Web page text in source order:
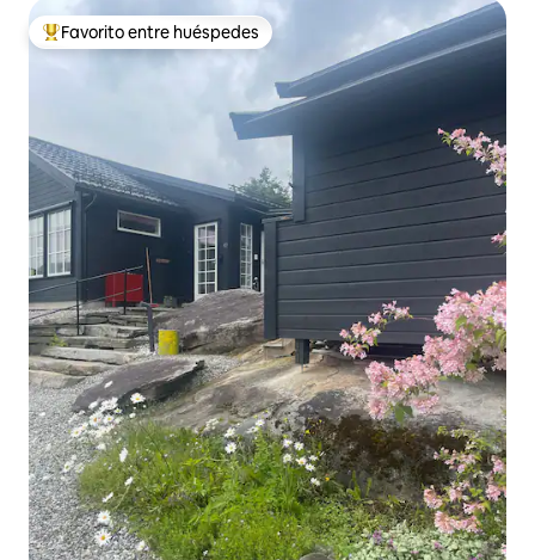
De los mejores en Favorito entre huéspedes
Favorito entre huéspedes